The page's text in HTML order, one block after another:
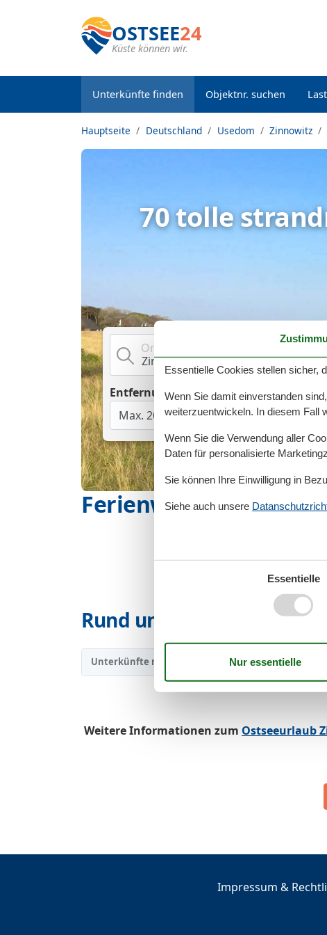
OSTSEE24
Küste können wir.
Unterkünfte finden Objektnr. suchen
Hauptseite Deutschland Usedom Zinnowitz
70 tolle
Ort, Unterkunft
Entfernung Wasser
Ferienwohnungen
Weitere Informationen zum Ostseeurlaub
Rund um deinen Urlaub
Unterkünfte nach Region Usedom▾
Impressum &
Essentielle Cookies stellen sicher,
Wenn Sie damit einverstanden
weiterzuentwickeln. In diesem Fall
Wenn Sie die Verwendung aller
Daten für personalisierte
Sie können Ihre Einwilligung in
Siehe auch unsere
Essentielle